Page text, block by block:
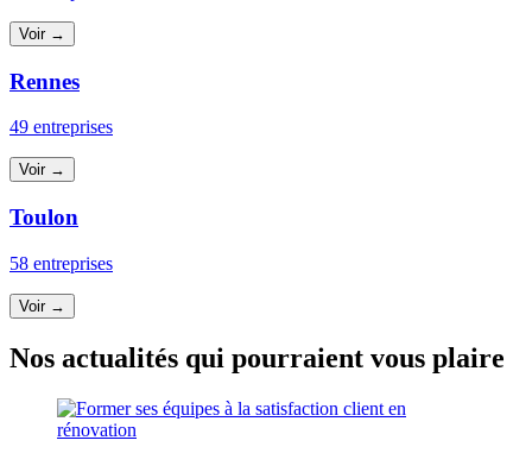
Voir →
Rennes
49 entreprises
Voir →
Toulon
58 entreprises
Voir →
Nos actualités qui pourraient vous plaire